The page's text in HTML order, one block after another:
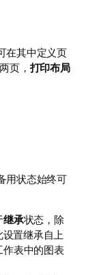
在其中定义页
页，打印布局
用状态始终可
继承状态，除
置继承自上
表中的图表